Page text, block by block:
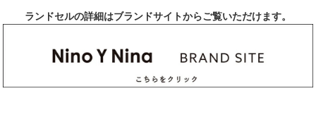
ランドセルの詳細はブランドサイトからご覧いただけます。